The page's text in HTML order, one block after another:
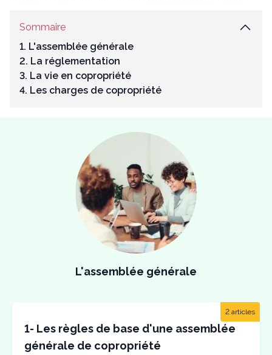
Sommaire
1. L'assemblée générale
2. La réglementation
3. La vie en copropriété
4. Les charges de copropriété
L'assemblée générale
2 articles
1- Les règles de base d'une assemblée
générale de copropriété